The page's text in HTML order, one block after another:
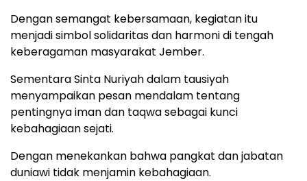
Dengan semangat kebersamaan, kegiatan itu
menjadi simbol solidaritas dan harmoni di tengah
keberagaman masyarakat Jember.
Sementara Sinta Nuriyah dalam tausiyah
menyampaikan pesan mendalam tentang
pentingnya iman dan taqwa sebagai kunci
kebahagiaan sejati.
Dengan menekankan bahwa pangkat dan jabatan
duniawi tidak menjamin kebahagiaan.